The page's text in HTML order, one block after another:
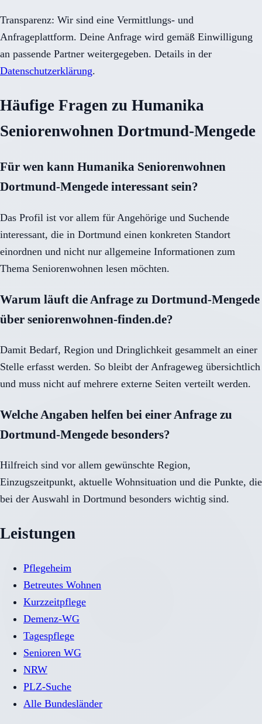
Transparenz: Wir sind eine Vermittlungs- und
Anfrageplattform. Deine Anfrage wird gemäß Einwilligung
an passende Partner weitergegeben. Details in der
Datenschutzerklärung.
Häufige Fragen zu Humanika
Seniorenwohnen Dortmund-Mengede
Für wen kann Humanika Seniorenwohnen
Dortmund-Mengede interessant sein?
Das Profil ist vor allem für Angehörige und Suchende
interessant, die in Dortmund einen konkreten Standort
einordnen und nicht nur allgemeine Informationen zum
Thema Seniorenwohnen lesen möchten.
Warum läuft die Anfrage zu Dortmund-Mengede
über seniorenwohnen-finden.de?
Damit Bedarf, Region und Dringlichkeit gesammelt an einer
Stelle erfasst werden. So bleibt der Anfrageweg übersichtlich
und muss nicht auf mehrere externe Seiten verteilt werden.
Welche Angaben helfen bei einer Anfrage zu
Dortmund-Mengede besonders?
Hilfreich sind vor allem gewünschte Region,
Einzugszeitpunkt, aktuelle Wohnsituation und die Punkte, die
bei der Auswahl in Dortmund besonders wichtig sind.
Leistungen
Pflegeheim
Betreutes Wohnen
Kurzzeitpflege
Demenz-WG
Tagespflege
Senioren WG
NRW
PLZ-Suche
Alle Bundesländer